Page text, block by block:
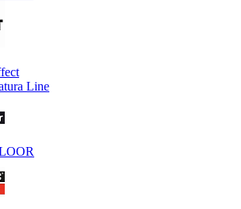
Line